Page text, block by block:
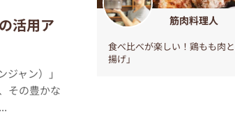
活用ア
ャン）」
その豊かな
筋肉料理人
食べ比べが楽しい！鶏もも肉
揚げ」